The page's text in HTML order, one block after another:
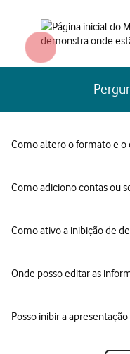
Como altero o formato e o
Como adiciono contas ou
Como ativo a inibição de
Onde posso editar as
Posso inibir a